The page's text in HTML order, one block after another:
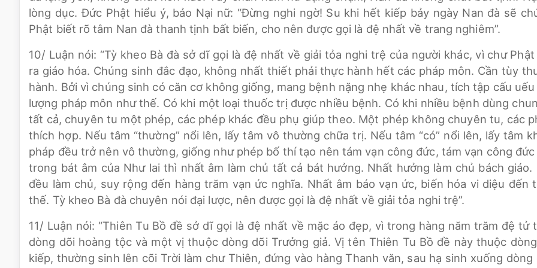
lòng dục. Đức Phật hiểu ý, bảo Nại nữ: “Đừng nghi ngờ! Su khi hết kiếp bảy ngày Nan đà sẽ
Phật biết rõ tâm Nan đà thanh tịnh bất biến, cho nên được gọi là đệ nhất về trang nghiêm”.
10/ Luận nói: “Tỳ kheo Bà đà sở dĩ gọi là đệ nhất về giải tỏa nghi trệ của người khác, vì chư
ra giáo hóa. Chúng sinh đắc đạo, không nhất thiết phải thực hành hết các pháp môn. Cần tùy
hành. Bởi vì chúng sinh có căn cơ không giống, mang bệnh nặng nhẹ khác nhau, tích tập cấu
lượng pháp môn như thế. Có khi một loại thuốc trị được nhiều bệnh. Có khi nhiều bệnh dùng
tất cả, chuyên tu một phép, các phép khác đều phụ giúp theo. Một phép không chuyên tu, các
thích hợp. Nếu tâm “thường” nổi lên, lấy tâm vô thường chữa trị. Nếu tâm “có” nổi lên, lấy tâm
pháp đều trở nên vô thường, giống như phép bố thí tạo nên tám vạn công đức, tám vạn công
trong bát âm của Như lai thì nhất âm làm chủ tất cả bát hưởng. Nhất hưởng làm chủ bách
đều làm chủ, suy rộng đến hàng trăm vạn ức nghĩa. Nhất âm báo vạn ức, biến hóa vi diệu đến
thế. Tỳ kheo Bà đà chuyên nói đại lược, nên được gọi là đệ nhất về giải tỏa nghi trệ”.
11/ Luận nói: “Thiên Tu Bồ đề sở dĩ gọi là đệ nhất về mặc áo đẹp, vì trong hàng năm trăm đệ
dòng dõi hoàng tộc và một vị thuộc dòng dõi Trưởng giả. Vị tên Thiên Tu Bồ đề này thuộc
kiếp, thường sinh lên cõi Trời làm chư Thiên, đứng vào hàng Thanh văn, sau hạ sinh xuống